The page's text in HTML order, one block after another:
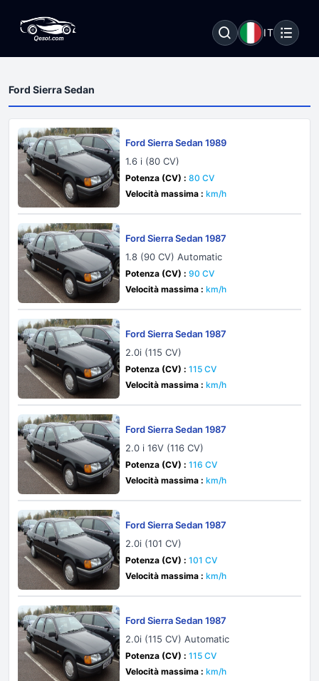
IT
Ford Sierra Sedan
Ford Sierra Sedan 1989
1.6 i (80 CV)
Potenza (CV) : 80 CV
Velocità massima : km/h
Ford Sierra Sedan 1987
1.8 (90 CV) Automatic
Potenza (CV) : 90 CV
Velocità massima : km/h
Ford Sierra Sedan 1987
2.0i (115 CV)
Potenza (CV) : 115 CV
Velocità massima : km/h
Ford Sierra Sedan 1987
2.0 i 16V (116 CV)
Potenza (CV) : 116 CV
Velocità massima : km/h
Ford Sierra Sedan 1987
2.0i (101 CV)
Potenza (CV) : 101 CV
Velocità massima : km/h
Ford Sierra Sedan 1987
2.0i (115 CV) Automatic
Potenza (CV) : 115 CV
Velocità massima : km/h